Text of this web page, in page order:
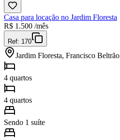
Casa para locação no Jardim Floresta
R$ 1.500 /mês
Ref: 170
Jardim Floresta, Francisco Beltrão
4 quartos
4 quartos
Sendo 1 suíte